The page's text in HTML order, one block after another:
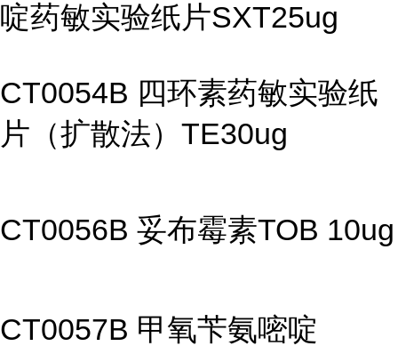
啶药敏实验纸片SXT25ug
CT0054B 四环素药敏实验纸
片（扩散法）TE30ug
CT0056B 妥布霉素TOB 10ug
CT0057B 甲氧苄氨嘧啶